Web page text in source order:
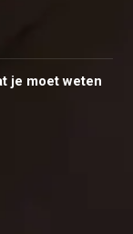
je moet weten